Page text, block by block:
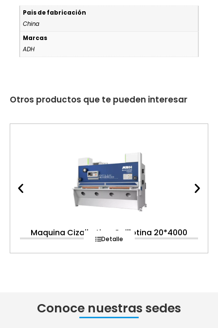
Pais de fabricación
China
Marcas
ADH
Otros productos que te pueden interesar
Maquina Cizalla tipo Guillotina 20*4000
Detalle
Conoce nuestras sedes